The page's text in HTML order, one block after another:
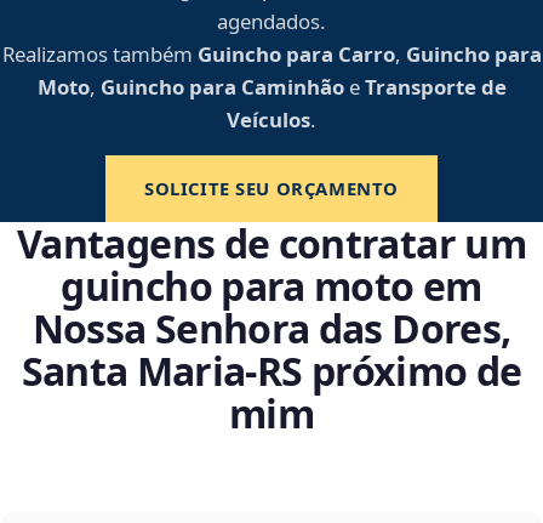
agendados.
Realizamos também Guincho para Carro, Guincho para
Moto, Guincho para CaminhãoeTransporte de
Veículos.
SOLICITE SEU ORÇAMENTO
Vantagens de contratar um
guincho para moto em
Nossa Senhora das Dores,
Santa Maria‑RS próximo de
mim